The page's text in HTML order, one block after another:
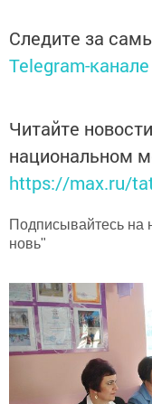
Следите за
Telegram-канале
Читайте
национальном
https://max.ru/
Подписывайтесь на
новь"